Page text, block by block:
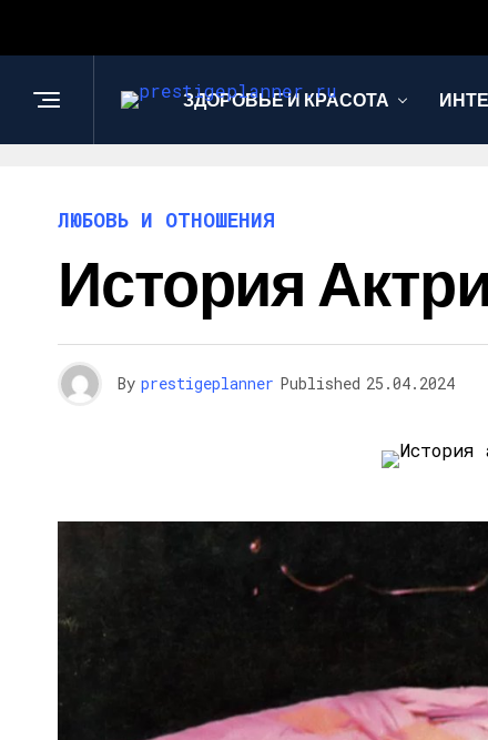
ЗДОРОВЬЕ И КРАСОТА
ЛЮБОВЬ И ОТНОШЕНИЯ
История
By prestigeplanner Published 25.04.2024